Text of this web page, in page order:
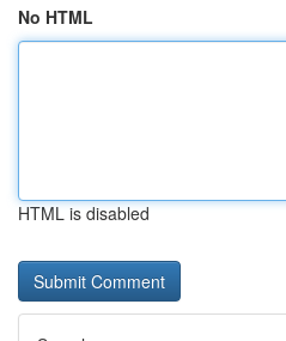
No HTML
HTML is disabled